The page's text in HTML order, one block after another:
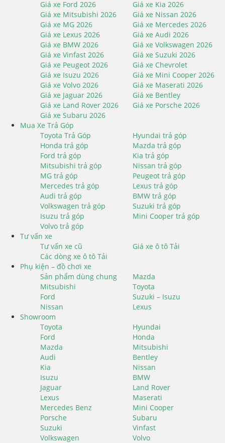
Giá xe Ford 2026
Giá xe Kia 2026
Giá xe Mitsubishi 2026
Giá xe Nissan 2026
Giá xe MG 2026
Giá xe Mercedes 2026
Giá xe Lexus 2026
Giá xe Audi 2026
Giá xe BMW 2026
Giá xe Volkswagen 2026
Giá xe Vinfast 2026
Giá xe Suzuki 2026
Giá xe Peugeot 2026
Giá xe Chevrolet
Giá xe Isuzu 2026
Giá xe Mini Cooper 2026
Giá xe Volvo 2026
Giá xe Maserati 2026
Giá xe Jaguar 2026
Giá xe Bentley
Giá xe Land Rover 2026
Giá xe Porsche 2026
Giá xe Subaru 2026
Mua Xe Trả Góp
Toyota Trả Góp
Hyundai trả góp
Honda trả góp
Mazda trả góp
Ford trả góp
Kia trả góp
Mitsubishi trả góp
Nissan trả góp
MG trả góp
Peugeot trả góp
Mercedes trả góp
Lexus trả góp
Audi trả góp
BMW trả góp
Volkswagen trả góp
Suzuki trả góp
Isuzu trả góp
Mini Cooper trả góp
Volvo trả góp
Tư vấn xe
Tư vấn xe cũ
Giá xe ô tô Tải
Các dòng xe ô tô Tải
Phụ kiện – đồ chơi xe
Sản phẩm dùng chung
Mazda
Mitsubishi
Toyota
Ford
Suzuki – Isuzu
Nissan
Lexus
Showroom
Toyota
Hyundai
Ford
Honda
Mazda
Mitsubishi
Audi
Bentley
Kia
Nissan
Isuzu
BMW
Jaguar
Land Rover
Lexus
Maserati
Mercedes Benz
Mini Cooper
Porsche
Subaru
Suzuki
Vinfast
Volkswagen
Volvo